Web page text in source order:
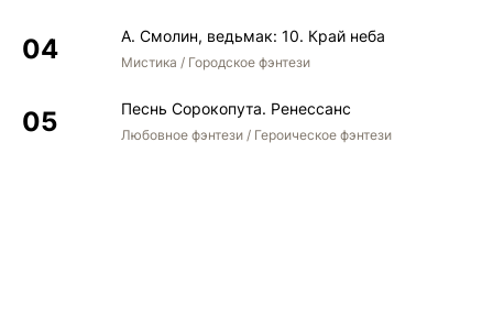
А. Смолин, ведьмак: 10. Край неба
Мистика / Городское фэнтези
Песнь Сорокопута. Ренессанс
Любовное фэнтези / Героическое фэнтези